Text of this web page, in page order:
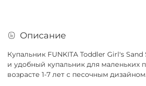
Описание
Купальник FUNKITA Toddler Girl's
и удобный купальник для маленьких
возрасте 1-7 лет с песочным